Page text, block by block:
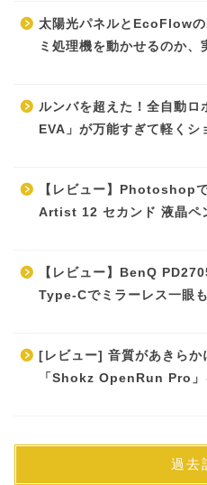
太陽光パネルとEcoFlow
ミ処理機を動かせるのか、
ルンバを超えた！全自動ロ
EVA」が万能すぎて軽くシ
【レビュー】Photoshop
Artist 12 セカンド 液晶ペ
【レビュー】BenQ
Type-Cでミラーレス一眼
[レビュー] 音質があきらか
「Shokz OpenRun Pro」
過去